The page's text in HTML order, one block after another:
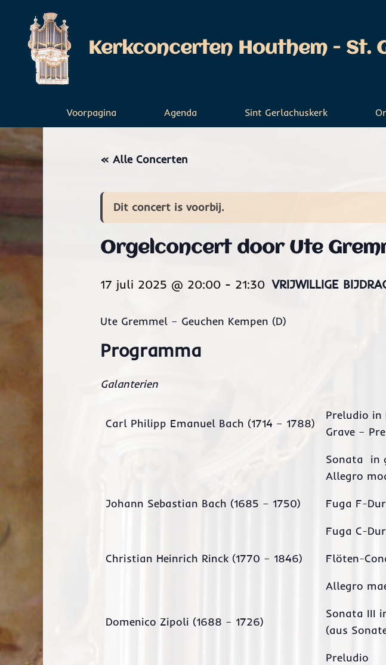
inhoud
Kerkconcerten Houthem - St.
Voorpagina Agenda Sint Gerlachuskerk
« Alle Concerten
Dit concert is voorbij.
Orgelconcert door Ute
17 juli 2025 @ 20:00 - 21:30 VRIJWILLIGE
Ute Gremmel – Geuchen Kempen (D)
Programma
Galanterien
Carl Philipp Emanuel Bach (1714 – 1788)
Preludio
Grave –
Sonata in
Allegro
Johann Sebastian Bach (1685 – 1750)
Fuga F-
Fuga C-
Christian Heinrich Rinck (1770 – 1846)
Flöten-
Allegro
Domenico Zipoli (1688 – 1726)
Sonata III
(aus
Preludio